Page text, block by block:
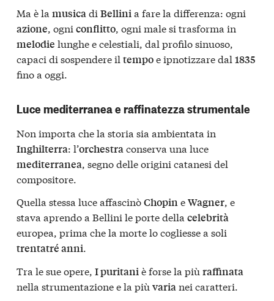
Ma è la musica di Bellini a fare la differenza: ogni
azione , ogni conflitto , ogni male si trasforma in
melodie lunghe e celestiali, dal profilo sinuoso,
capaci di sospendere il tempoe ipnotizzare dal 1835
fino a oggi.
Luce mediterranea e raffinatezza strumentale
Non importa che la storia sia ambientata in
Inghilterra: l’orchestraconserva una luce
mediterranea, segno delle origini catanesi del
compositore.
Quella stessa luce affascinòChopineWagner, e
stava aprendo a Bellini le porte della celebrità
europea, prima che la morte lo cogliesse a soli
trentatré anni.
Tra le sue opere, I puritaniè forse la più raffinata
nella strumentazione e la più varianei caratteri.